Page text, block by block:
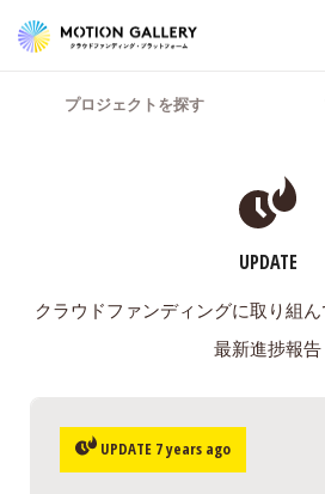
プロジェクトを探す
UPDATE
クラウドファンディングに取り組
最新進捗報告
UPDATE 7 years ago